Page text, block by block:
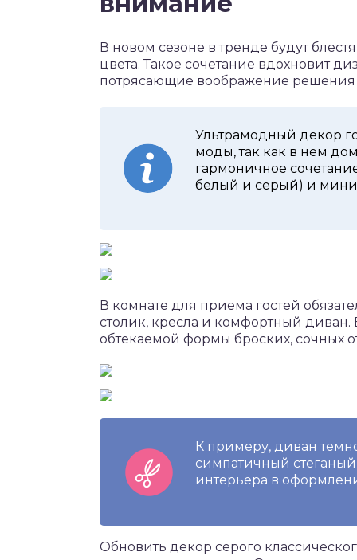
В новом сезоне в тренде будут
цвета. Такое сочетание вдохновит
потрясающие воображение решения
Ультрамодный декор
моды, так как в нем
гармоничное
белый и серый) и
В комнате для приема гостей
столик, кресла и комфортный
обтекаемой формы броских, сочных
К примеру, диван
симпатичный стеганый
интерьера в
Обновить декор серого